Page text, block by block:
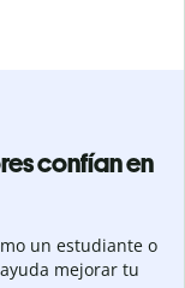
confían en
un estudiante o
mejorar tu